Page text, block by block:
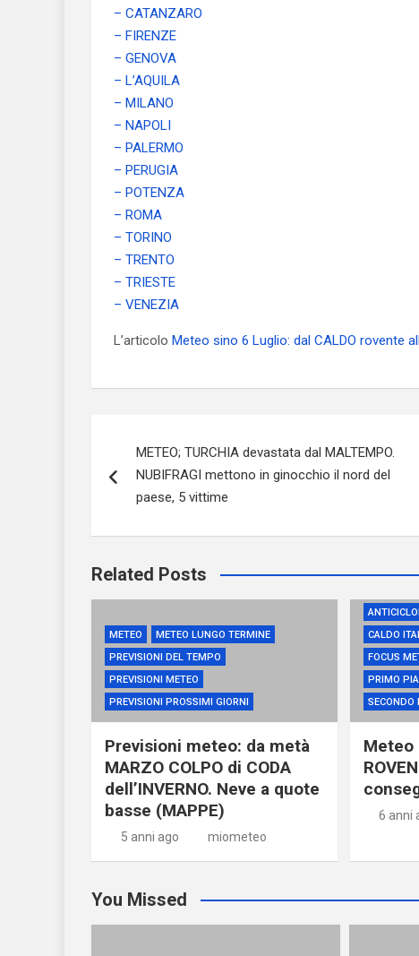
– CATANZARO
– FIRENZE
– GENOVA
– L’AQUILA
– MILANO
– NAPOLI
– PALERMO
– PERUGIA
– POTENZA
– ROMA
– TORINO
– TRENTO
– TRIESTE
– VENEZIA
L’articolo Meteo sino 6 Luglio: dal CALDO rovente
articoli
METEO; TURCHIA devastata dal MALTEMPO.
NUBIFRAGI mettono in ginocchio il nord del
paese, 5 vittime
Related Posts
METEO
METEO LUNGO TERMINE
PREVISIONI DEL TEMPO
PREVISIONI METEO
PREVISIONI PROSSIMI GIORNI
Previsioni meteo: da metà
MARZO COLPO di CODA
dell’INVERNO. Neve a quote
basse (MAPPE)
5 anni ago miometeo
CALDO
FOCUS
PRIMO
SECONDO
Meteo
6 anni
You Missed